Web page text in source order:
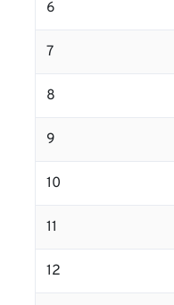
6
7
8
9
10
11
12